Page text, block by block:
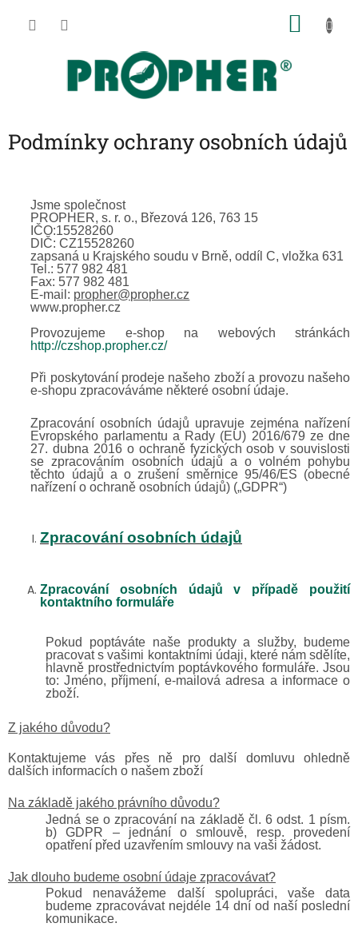
Podmínky ochrany osobních údajů
Jsme společnost
PROPHER, s. r. o., Březová 126, 763 15
IČO:15528260
DIČ: CZ15528260
zapsaná u Krajského soudu v Brně, oddíl C, vložka 631
Tel.: 577 982 481
Fax: 577 982 481
E-mail: propher@propher.cz
www.propher.cz
Provozujeme e-shop na webových stránkách
http://czshop.propher.cz/
Při poskytování prodeje našeho zboží a provozu našeho
e-shopuzpracováváme některé osobní údaje.
Zpracování osobních údajů upravuje zejména nařízení
Evropského parlamentu a Rady (EU) 2016/679 ze dne
27. dubna 2016 o ochraně fyzických osob v souvislosti
se zpracováním osobních údajů a o volném pohybu
těchto údajů a o zrušení směrnice 95/46/ES (obecné
nařízení o ochraně osobních údajů) („GDPR“)
Zpracování osobních údajů
Zpracování osobních údajů v případě použití
kontaktního formuláře
Pokud poptáváte naše produkty a služby, budeme
pracovat s vašimi kontaktními údaji, které nám sdělíte,
hlavně prostřednictvím poptávkového formuláře. Jsou
to: Jméno, příjmení, e-mailová adresa a informace o
zboží.
Z jakého důvodu?
Kontaktujeme vás přes ně pro další domluvu ohledně
dalších informacích o našem zboží
Na základě jakého právního důvodu?
Jedná se o zpracování na základě čl. 6 odst. 1 písm.
b) GDPR – jednání o smlouvě, resp. provedení
opatření před uzavřením smlouvy na vaši žádost.
Jak dlouho budeme osobní údaje zpracovávat?
Pokud nenavážeme další spolupráci, vaše data
budeme zpracovávat nejdéle 14 dní od naší poslední
komunikace.